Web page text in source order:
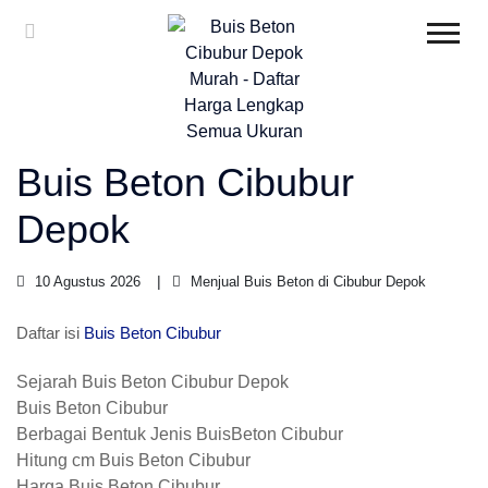
Buis Beton Cibubur
Depok
10 Agustus 2026 Menjual Buis Beton di Cibubur Depok
Daftar isi Buis Beton Cibubur
Sejarah Buis Beton Cibubur Depok
Buis Beton Cibubur
Berbagai Bentuk Jenis BuisBeton Cibubur
Hitung cm Buis Beton Cibubur